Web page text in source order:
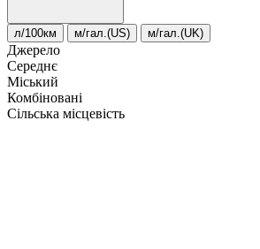
л/100км м/гал.(US) м/гал.(UK)
Джерело
Середнє
Міський
Комбіновані
Сільська місцевість